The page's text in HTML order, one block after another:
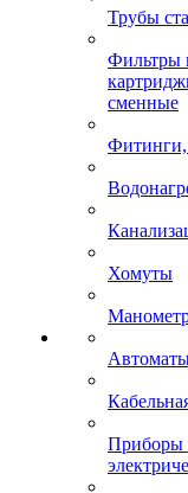
Трубы
Фильтры
сменные
Хомуты
Приборы